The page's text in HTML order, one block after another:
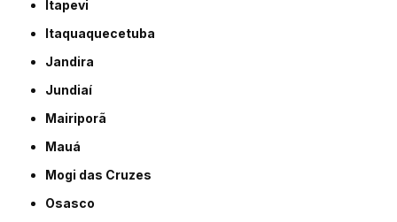
Itapevi
Itaquaquecetuba
Jandira
Jundiaí
Mairiporã
Mauá
Mogi das Cruzes
Osasco